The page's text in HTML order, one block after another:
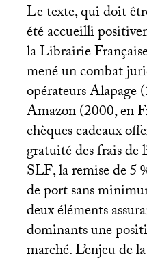
Le texte, qui doit
été accueilli
la Librairie
mené un combat
opérateurs Alapage
Amazon (2000, en
chèques cadeaux
gratuité des frais de
SLF, la remise de 5
de port sans
deux éléments
dominants une
marché. L’enjeu de